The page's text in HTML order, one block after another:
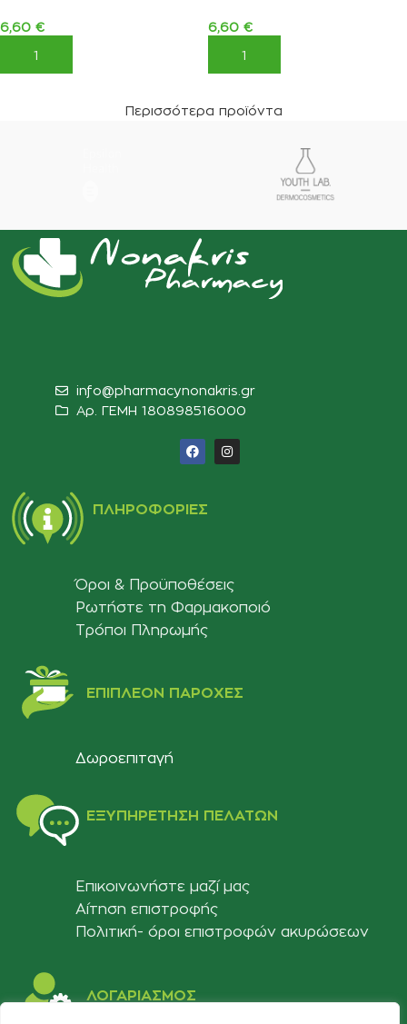
6,60 €
ΠΡΟΣΘΉΚΗ ΣΤΟ ΚΑΛΆΘΙ
6,60 €
ΠΡΟΣΘΉΚΗ ΣΤΟ ΚΑΛΆΘΙ
Περισσότερα προϊόντα
info@pharmacynonakris.gr
Αρ. ΓΕΜΗ 180898516000‬
ΠΛΗΡΟΦΟΡΊΕΣ
Όροι & Προϋποθέσεις
Ρωτήστε τη Φαρμακοποιό
Τρόποι Πληρωμής
ΕΠΙΠΛΈΟΝ ΠΑΡΟΧΈΣ
Δωροεπιταγή
ΕΞΥΠΗΡΈΤΗΣΗ ΠΕΛΑΤΏΝ
Επικοινωνήστε μαζί μας
Αίτηση επιστροφής
Πολιτική- όροι επιστροφών ακυρώσεων
ΛΟΓΑΡΙΑΣΜΟΣ